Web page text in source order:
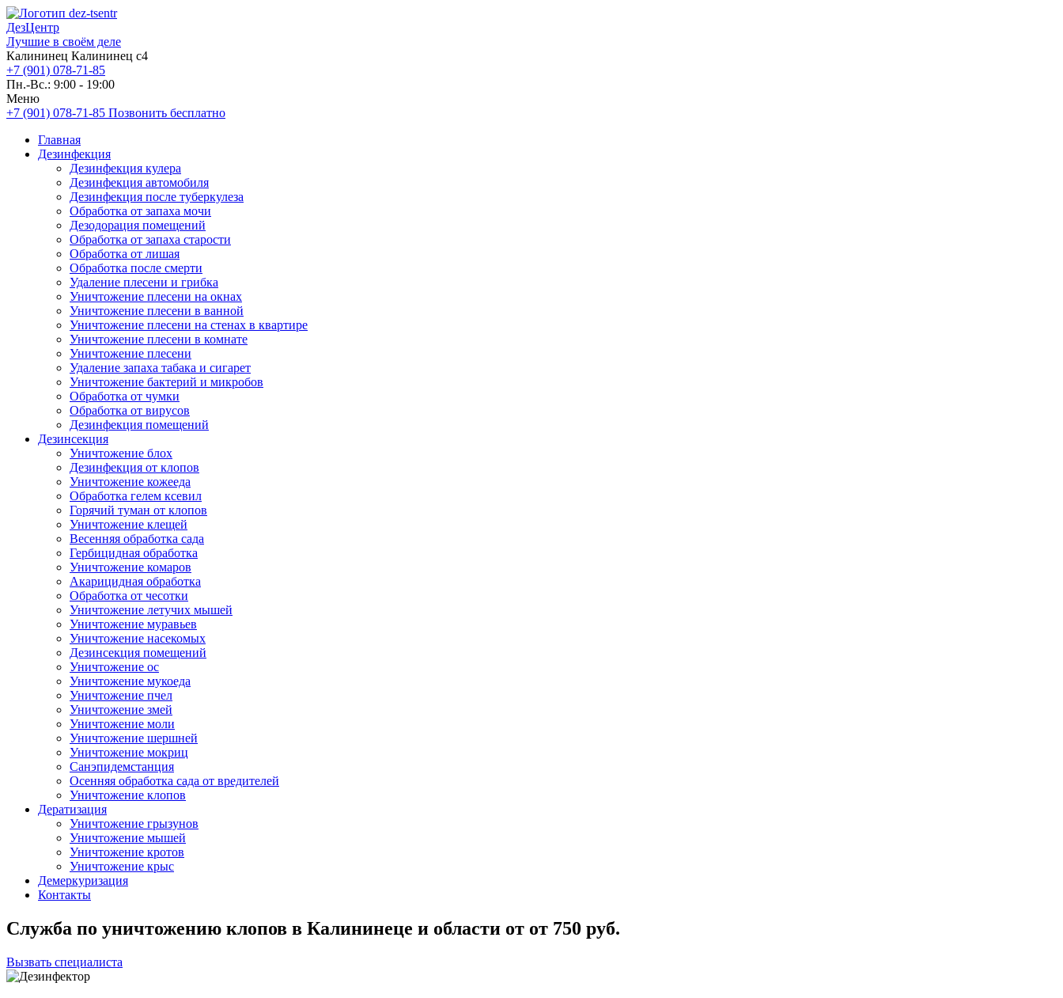
ДезЦентр
Лучшие в своём деле
Калининец Калининец с4
+7 (901) 078-71-85
Пн.-Вс.: 9:00 - 19:00
Меню
+7 (901) 078-71-85 Позвонить бесплатно
Главная
Дезинфекция
Дезинфекция кулера
Дезинфекция автомобиля
Дезинфекция после туберкулеза
Обработка от запаха мочи
Дезодорация помещений
Обработка от запаха старости
Обработка от лишая
Обработка после смерти
Удаление плесени и грибка
Уничтожение плесени на окнах
Уничтожение плесени в ванной
Уничтожение плесени на стенах в квартире
Уничтожение плесени в комнате
Уничтожение плесени
Удаление запаха табака и сигарет
Уничтожение бактерий и микробов
Обработка от чумки
Обработка от вирусов
Дезинфекция помещений
Дезинсекция
Уничтожение блох
Дезинфекция от клопов
Уничтожение кожееда
Обработка гелем ксевил
Горячий туман от клопов
Уничтожение клещей
Весенняя обработка сада
Гербицидная обработка
Уничтожение комаров
Акарицидная обработка
Обработка от чесотки
Уничтожение летучих мышей
Уничтожение муравьев
Уничтожение насекомых
Дезинсекция помещений
Уничтожение ос
Уничтожение мукоеда
Уничтожение пчел
Уничтожение змей
Уничтожение моли
Уничтожение шершней
Уничтожение мокриц
Санэпидемстанция
Осенняя обработка сада от вредителей
Уничтожение клопов
Дератизация
Уничтожение грызунов
Уничтожение мышей
Уничтожение кротов
Уничтожение крыс
Демеркуризация
Контакты
Служба по уничтожению клопов в Калининеце и области от от 750 руб.
Вызвать специалиста